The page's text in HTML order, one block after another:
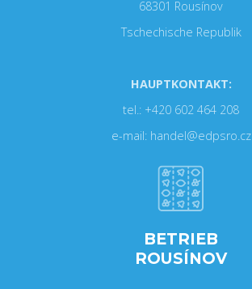
68301 Rousínov
Tschechische Republik
HAUPTKONTAKT:
tel.: +420 602 464 208
e-mail: handel@edpsro.cz
BETRIEB
ROUSÍNOV